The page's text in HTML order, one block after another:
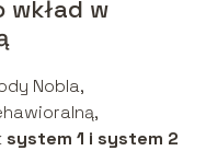
wkład w
Nobla,
system 1 i system 2